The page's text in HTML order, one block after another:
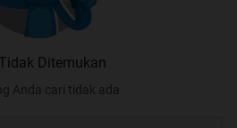
Ditemukan
Anda cari tidak ada